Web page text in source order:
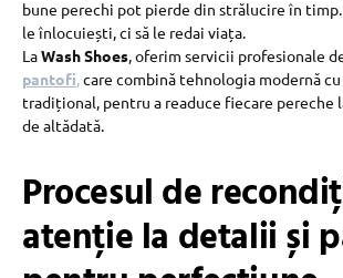
bune perechi pot pierde din strălucire în
le înlocuiești, ci să le redai viața.
LaWash Shoes, oferim servicii profesionale
pantofi,care combină tehnologia modernă
tradițional, pentru a readuce fiecare pereche
de altădată.
Procesul de
atenție la detalii și